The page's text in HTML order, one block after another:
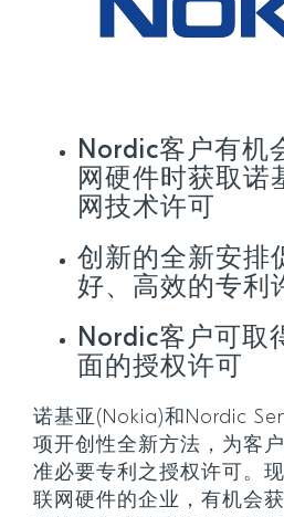
Nordic客户有机
网硬件时获取诺
网技术许可
创新的全新安排
好、高效的专利
Nordic客户可取
面的授权许可
诺基亚(Nokia)和Nordic
项开创性全新方法，为客
准必要专利之授权许可。
联网硬件的企业，有机会